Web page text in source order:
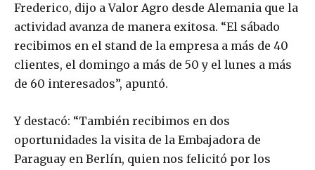
Frederico, dijo a Valor Agro desde Alemania que la
actividad avanza de manera exitosa. “El sábado
recibimos en el stand de la empresa a más de 40
clientes, el domingo a más de 50 y el lunes a más
de 60 interesados”, apuntó.
Y destacó: “También recibimos en dos
oportunidades la visita de la Embajadora de
Paraguay en Berlín, quien nos felicitó por los